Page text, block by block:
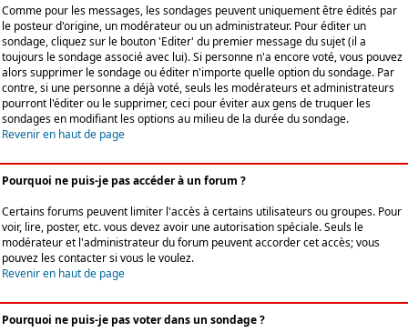
Comme pour les messages, les sondages peuvent uniquement être édités par
le posteur d'origine, un modérateur ou un administrateur. Pour éditer un
sondage, cliquez sur le bouton 'Editer' du premier message du sujet (il a
toujours le sondage associé avec lui). Si personne n'a encore voté, vous pouvez
alors supprimer le sondage ou éditer n'importe quelle option du sondage. Par
contre, si une personne a déjà voté, seuls les modérateurs et administrateurs
pourront l'éditer ou le supprimer, ceci pour éviter aux gens de truquer les
sondages en modifiant les options au milieu de la durée du sondage.
Revenir en haut de page
Pourquoi ne puis-je pas accéder à un forum ?
Certains forums peuvent limiter l'accès à certains utilisateurs ou groupes. Pour
voir, lire, poster, etc. vous devez avoir une autorisation spéciale. Seuls le
modérateur et l'administrateur du forum peuvent accorder cet accès; vous
pouvez les contacter si vous le voulez.
Revenir en haut de page
Pourquoi ne puis-je pas voter dans un sondage ?